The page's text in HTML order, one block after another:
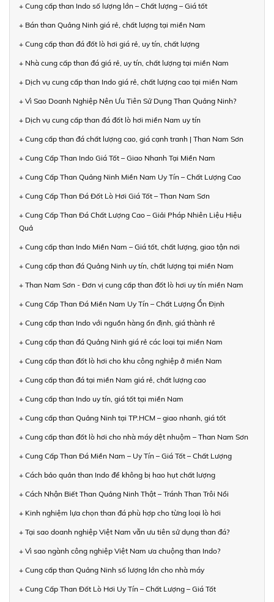
+ Cung cấp than Indo số lượng lớn – Chất lượng – Giá tốt
+ Bán than Quảng Ninh giá rẻ, chất lượng tại miền Nam
+ Cung cấp than đá đốt lò hơi giá rẻ, uy tín, chất lượng
+ Nhà cung cấp than đá giá rẻ, uy tín, chất lượng tại miền Nam
+ Dịch vụ cung cấp than Indo giá rẻ, chất lượng cao tại miền Nam
+ Vì Sao Doanh Nghiệp Nên Ưu Tiên Sử Dụng Than Quảng Ninh?
+ Dịch vụ cung cấp than đá đốt lò hơi miền Nam uy tín
+ Cung cấp than đá chất lượng cao, giá cạnh tranh | Than Nam Sơn
+ Cung Cấp Than Indo Giá Tốt – Giao Nhanh Tại Miền Nam
+ Cung Cấp Than Quảng Ninh Miền Nam Uy Tín – Chất Lượng Cao
+ Cung Cấp Than Đá Đốt Lò Hơi Giá Tốt – Than Nam Sơn
+ Cung Cấp Than Đá Chất Lượng Cao – Giải Pháp Nhiên Liệu Hiệu
Quả
+ Cung cấp than Indo Miền Nam – Giá tốt, chất lượng, giao tận nơi
+ Cung cấp than đá Quảng Ninh uy tín, chất lượng tại miền Nam
+ Than Nam Sơn - Đơn vị cung cấp than đốt lò hơi uy tín miền Nam
+ Cung Cấp Than Đá Miền Nam Uy Tín – Chất Lượng Ổn Định
+ Cung cấp than Indo với nguồn hàng ổn định, giá thành rẻ
+ Cung cấp than đá Quảng Ninh giá rẻ các loại tại miền Nam
+ Cung cấp than đốt lò hơi cho khu công nghiệp ở miền Nam
+ Cung cấp than đá tại miền Nam giá rẻ, chất lượng cao
+ Cung cấp than Indo uy tín, giá tốt tại miền Nam
+ Cung cấp than Quảng Ninh tại TP.HCM – giao nhanh, giá tốt
+ Cung cấp than đốt lò hơi cho nhà máy dệt nhuộm – Than Nam Sơn
+ Cung Cấp Than Đá Miền Nam – Uy Tín – Giá Tốt – Chất Lượng
+ Cách bảo quản than Indo để không bị hao hụt chất lượng
+ Cách Nhận Biết Than Quảng Ninh Thật – Tránh Than Trôi Nổi
+ Kinh nghiệm lựa chọn than đá phù hợp cho từng loại lò hơi
+ Tại sao doanh nghiệp Việt Nam vẫn ưu tiên sử dụng than đá?
+ Vì sao ngành công nghiệp Việt Nam ưa chuộng than Indo?
+ Cung cấp than Quảng Ninh số lượng lớn cho nhà máy
+ Cung Cấp Than Đốt Lò Hơi Uy Tín – Chất Lượng – Giá Tốt